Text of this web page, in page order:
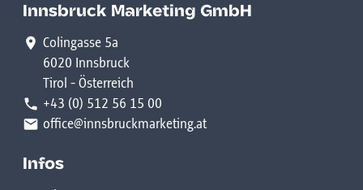
Innsbruck Marketing GmbH
Colingasse 5a
6020 Innsbruck
Tirol - Österreich
+43 (0) 512 56 15 00
office@innsbruckmarketing.at
Infos